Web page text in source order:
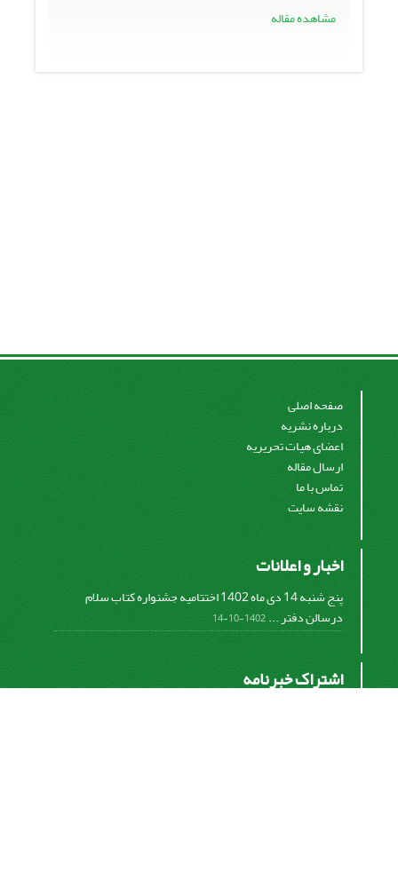
مشاهده مقاله
صفحه اصلی
درباره نشریه
اعضای هیات تحریریه
ارسال مقاله
تماس با ما
نقشه سایت
اخبار و اعلانات
پنج شنبه 14 دی ماه 1402 اختتامیه جشنواره کتاب سلام
درسالن دفتر ...1402-10-14
اشتراک خبرنامه